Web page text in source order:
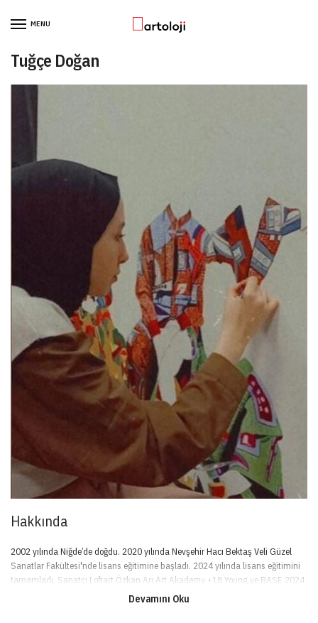
MENU
Tuğçe Doğan
Hakkında
Devamını Oku
2002 yılında Niğde’de doğdu. 2020 yılında Nevşehir Hacı Bektaş Veli Güzel
Sanatlar Fakültesi'nde lisans eğitimine başladı. 2024 yılında lisans eğitimini
tamamladı. Sanatçı Loftart Özkan Arı Art Akademy +18 Young ve BASE 2024